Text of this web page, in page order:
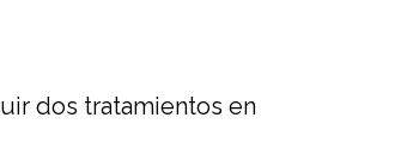
dos tratamientos en